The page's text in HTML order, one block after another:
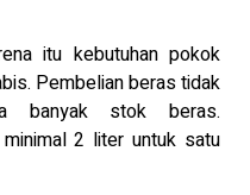
itu kebutuhan pokok
Pembelian beras tidak
banyak stok beras.
2 liter untuk satu